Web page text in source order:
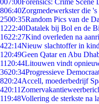
007:00Forensics: Crime Scene
806:40Zorgmedewerkster die
2500:35Random Pics van de
1222:40Datalek bij Bol en de
1622:27Kind overleden na
422:14Nieuw slachtoffer in
1 20:49Geen Qatar en Abu
11 20:44Litouwen vindt
3620:34Progressieve
820:24Accell, moederbedrijf
420:11
119:48Vollering de sterkste na